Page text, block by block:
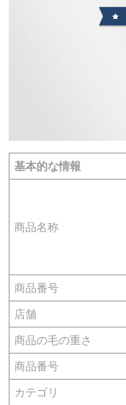
基本的な情報
商品名称
商品番号
店舗
商品の毛の重さ
商品番号
カテゴリ